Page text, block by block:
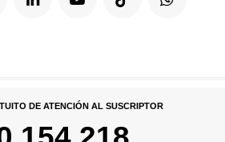
DE ATENCIÓN AL SUSCRIPTOR